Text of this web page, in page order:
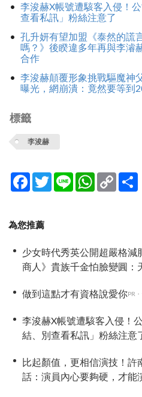
李浚赫X帳號遭駭客入侵！
查看私訊」粉絲注意了
孔升妍有望加盟《泰然的謊
嗎？》後睽違多年再與李濬
合作
李浚赫顛覆形象挑戰驅魔神
曝光，網崩潰：竟然要等到
標籤
李浚赫
Facebook
TwitterLine WhatsApp
Copy
Link
為您推薦
少女時代秀英公開超嚴格減
商人》貴族千金怕臉變圓：
做到這點才有資格說愛你PR
李浚赫X帳號遭駭客入侵！
結、別查看私訊」粉絲注意
比起顏值，更相信演技！許
話：演員內心要夠硬，才能